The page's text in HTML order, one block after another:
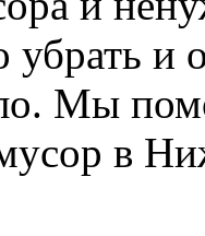
убрать и
Мы
в